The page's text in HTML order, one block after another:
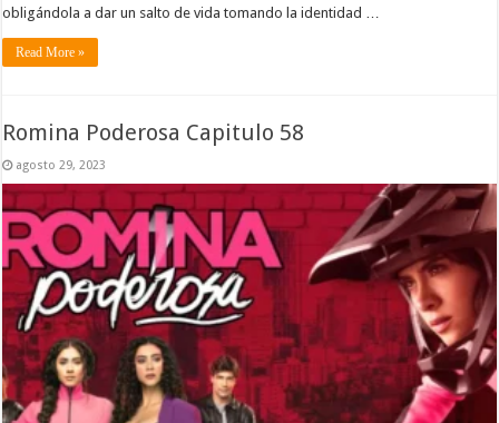
obligándola a dar un salto de vida tomando la identidad …
Read More »
Romina Poderosa Capitulo 58
agosto 29, 2023